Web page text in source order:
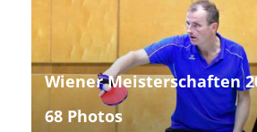
Wiener Meisterschaften
68 Photos